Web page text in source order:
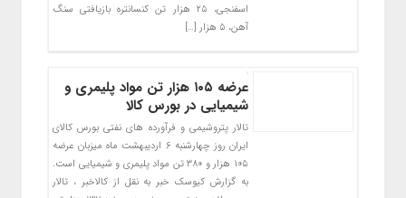
اسفنجی، ۲۵ هزار تن کنسانتره بازیافتی سنگ
آهن، ۵ هزار […]
عرضه ۱۰۵ هزار تن مواد پلیمری و
شیمیایی در بورس کالا
تالار پتروشیمی و فرآورده های نفتی بورس کالای
ایران روز چهارشنبه ۶ اردیبهشت ماه میزبان عرضه
۱۰۵ هزار و ۳۸۰ تن مواد پلیمری و شیمیایی است.
به گزارش کیوسک خبر به نقل از کالاخبر ، تالار